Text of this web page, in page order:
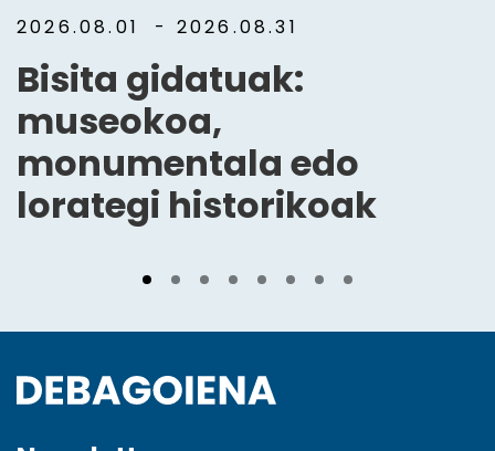
2026.08.01 - 2026.08.31
Bisita gidatuak:
museokoa,
monumentala edo
lorategi historikoak